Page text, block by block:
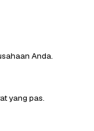
Anda.
yang pas.